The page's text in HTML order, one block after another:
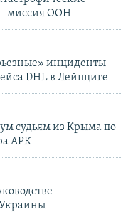
– миссия ООН
инциденты
DHL в Лейпциге
судьям из Крыма по
АРК